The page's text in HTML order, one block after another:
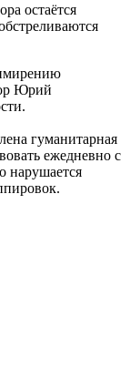
остаётся
Юрий
гуманитарная
ежедневно с
нарушается